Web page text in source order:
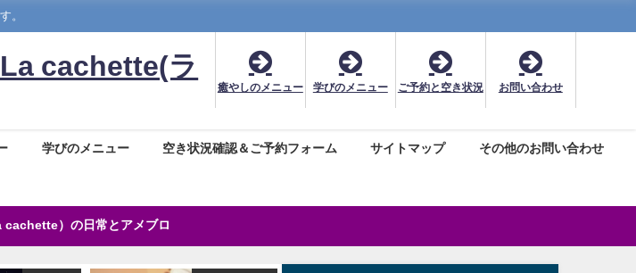
。
cachette(ラ
癒やしのメニュー 学びのメニュー ご予約と空き状況 お問い合わせ
学びのメニュー 空き状況確認＆ご予約フォーム サイトマップ その他のお問い合わせ
cachette）の日常とアメブロ